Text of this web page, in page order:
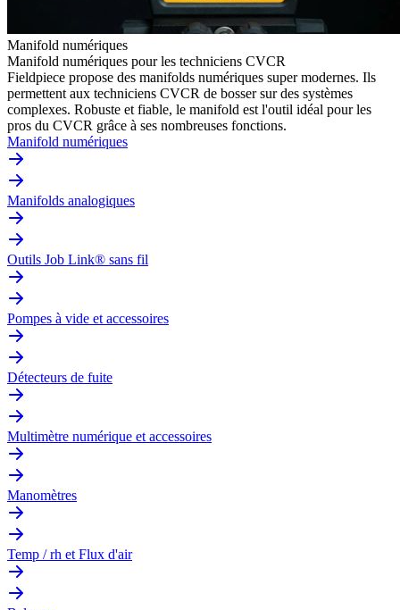
Manifold numériques
Manifold numériques pour les techniciens CVCR
Fieldpiece propose des manifolds numériques super modernes. Ils
permettent aux techniciens CVCR de bosser sur des systèmes
complexes. Robuste et fiable, le manifold est l'outil idéal pour les
pros du CVCR grâce à ses nombreuses fonctions.
Manifold numériques
Manifolds analogiques
Outils Job Link® sans fil
Pompes à vide et accessoires
Détecteurs de fuite
Multimètre numérique et accessoires
Manomètres
Temp / rh et Flux d'air